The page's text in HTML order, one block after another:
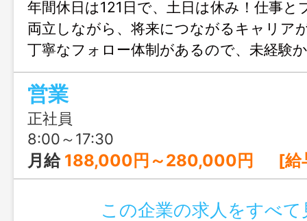
年間休日は121日で、土日は休み！仕事と
両立しながら、将来につながるキャリア
丁寧なフォロー体制があるので、未経験
す。資格を活かして働きたい方にもピッ
営業
正社員
8:00～17:30
月給 188,000円～280,000円 [給与の内訳] 基本給：180,000円～
この企業の求人をすべて